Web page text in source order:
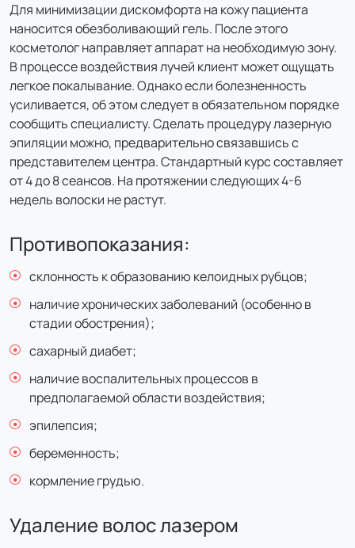
цена с налоговым вычетом
Лазерная эпиляция: Бикини классическое -
женщины (20 минут)
2 000 ₽
1 740 ₽
цена с налоговым вычетом
Лазерная эпиляция: Бикини классическое -
мужчины (20 минут)
цена с налоговым вычетом
Лазерная эпиляция: Бикини тотальное -
женщины (30 минут)
цена с налоговым вычетом
мужчины (30 минут)
цена с налоговым вычетом
Для минимизации дискомфорта на кожу пациента
наносится обезболивающий гель. После этого
косметолог направляет аппарат на необходимую зону.
В процессе воздействия лучей клиент может ощущать
легкое покалывание. Однако если болезненность
усиливается, об этом следует в обязательном порядке
сообщить специалисту. Сделать процедуру лазерную
эпиляции можно, предварительно связавшись с
представителем центра. Стандартный курс составляет
от 4 до 8 сеансов. На протяжении следующих 4-6
недель волоски не растут.
Противопоказания:
склонность к образованию келоидных рубцов;
наличие хронических заболеваний (особенно в
стадии обострения);
сахарный диабет;
наличие воспалительных процессов в
предполагаемой области воздействия;
эпилепсия;
беременность;
кормление грудью.
Удаление волос лазером